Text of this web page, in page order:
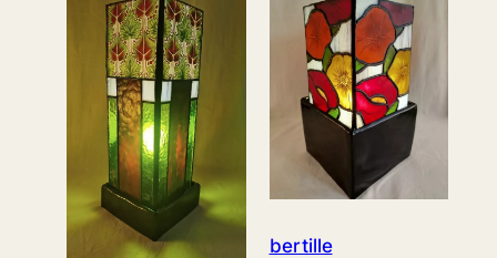
bertille